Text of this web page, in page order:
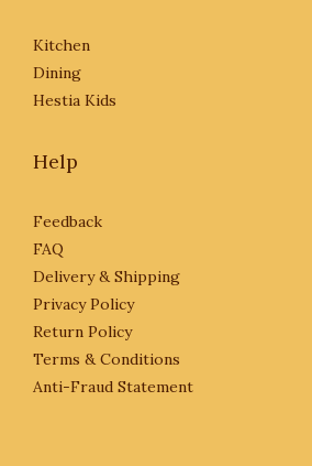
Kitchen
Dining
Hestia Kids
Help
Feedback
FAQ
Delivery & Shipping
Privacy Policy
Return Policy
Terms & Conditions
Anti-Fraud Statement